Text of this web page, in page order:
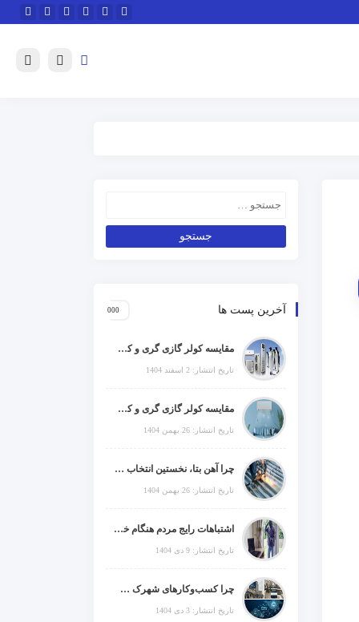
آخرین پست ها
مقایسه کولر گازی گری و کریر و ال جی و جنرال گلد و هایسنس و مدیا و اجنرال
تاریخ انتشار: 2 اسفند 1404
مقایسه کولر گازی گری و کریر و ال جی و جنرال گلد و جنرال شکار و سامسونگ و یونیوا
تاریخ انتشار: 26 بهمن 1404
چرا آهن بتا، نخستین انتخاب برای گل میخ عرشه فولادی در ایران است؟
تاریخ انتشار: 26 بهمن 1404
اشتباهات رایج مردم هنگام خرید دزدگیر منزل
تاریخ انتشار: 9 دی 1404
چرا کسب‌وکارهای شهرک صنعتی چهاردانگه فوراً به طراحی سایت نیاز دارند؟
تاریخ انتشار: 3 دی 1404